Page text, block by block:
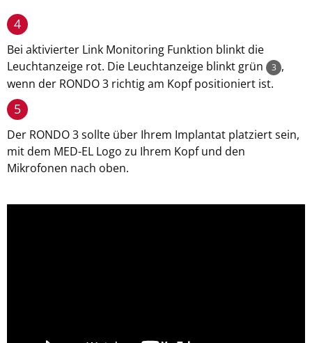
4
Bei aktivierter Link Monitoring Funktion blinkt die
Leuchtanzeige rot. Die Leuchtanzeige blinkt grün
3 ,
wenn der RONDO 3 richtig am Kopf positioniert ist.
5
Der RONDO 3 sollte über Ihrem Implantat platziert sein,
mit dem MED-EL Logo zu Ihrem Kopf und den
Mikrofonen nach oben.